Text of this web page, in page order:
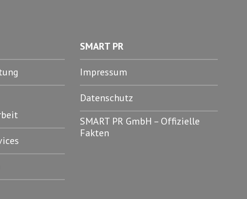
SMART PR
Impressum
Datenschutz
SMART PR GmbH – Offizielle
Fakten